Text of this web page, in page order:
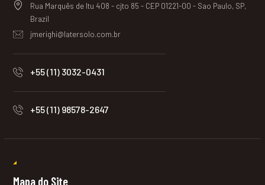
Rua Marquês de Itu 408 - cjto 85 - CEP 01221-00 - Sao Paulo, SP,
Brazil
jmerighi@latersolo.com.br
+55 (11) 3032-0431
+55 (11) 98578-2647
Mapa do Site